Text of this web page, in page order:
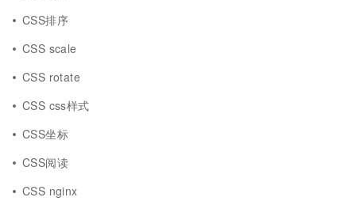
CSS排序
CSS scale
CSS rotate
CSS css样式
CSS坐标
CSS阅读
CSS nginx